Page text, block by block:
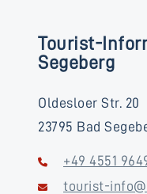
Tourist-
Segeberg
Oldesloer Str. 20
23795 Bad
+49 4551
tourist-